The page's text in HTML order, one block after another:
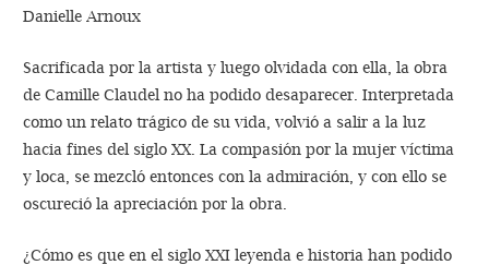
Danielle Arnoux
Sacrificada por la artista y luego olvidada con ella, la obra
de Camille Claudel no ha podido desaparecer. Interpretada
como un relato trágico de su vida, volvió a salir a la luz
hacia fines del siglo XX. La compasión por la mujer víctima
y loca, se mezcló entonces con la admiración, y con ello se
oscureció la apreciación por la obra.
¿Cómo es que en el siglo XXI leyenda e historia han podido